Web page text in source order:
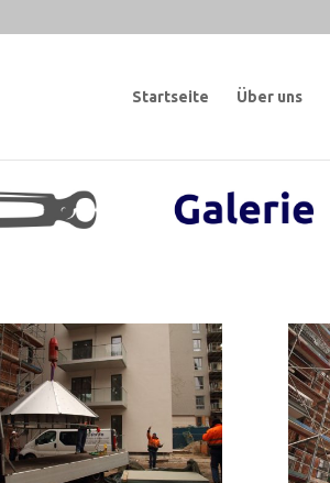
Startseite Über uns